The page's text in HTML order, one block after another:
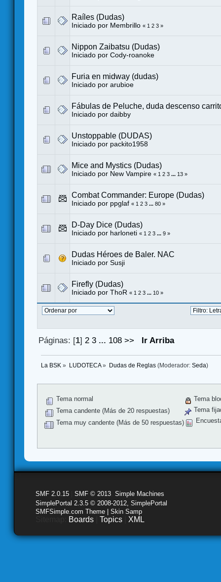
Raíles (Dudas)
Iniciado por Membrillo « 1 2 3 »
Nippon Zaibatsu (Dudas)
Iniciado por Cody-roanoke
Furia en midway (dudas)
Iniciado por arubioe
Fábulas de Peluche, duda descenso
Iniciado por daibby
Unstoppable (DUDAS)
Iniciado por packito1958
Mice and Mystics (Dudas)
Iniciado por New Vampire « 1 2 3 ... 13 »
Combat Commander: Europe (Dudas)
Iniciado por ppglaf « 1 2 3 ... 80 »
D-Day Dice (Dudas)
Iniciado por harloneti « 1 2 3 ... 9 »
Dudas Héroes de Baler. NAC
Iniciado por Susji
Firefly (Dudas)
Iniciado por ThoR « 1 2 3 ... 10 »
Páginas: [1] 2 3 ... 108 >> Ir Arriba
La BSK » LUDOTECA» Dudas de Reglas(Moderador: Seda)
Tema normal
Tema candente (Más de 20 respuestas)
Tema muy candente (Más de 50 respuestas)
Tema
Tema
SMF 2.0.15 SMF © 2013 Simple Machines
SimplePortal 2.3.5 © 2008-2012, SimplePortal
SMFSimple.com Theme | Skin Samp
Boards Topics XML